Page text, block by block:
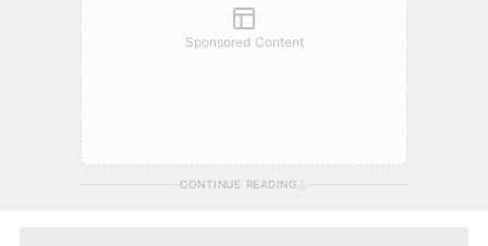
Sponsored Content
CONTINUE READING